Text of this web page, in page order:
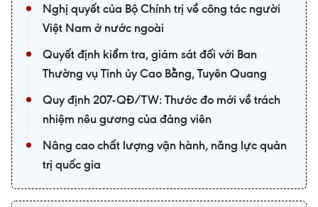
Nghị quyết của Bộ Chính trị về công tác người
Việt Nam ở nước ngoài
Quyết định kiểm tra, giám sát đối với Ban
Thường vụ Tỉnh ủy Cao Bằng, Tuyên Quang
Quy định 207-QĐ/TW: Thước đo mới về trách
nhiệm nêu gương của đảng viên
Nâng cao chất lượng vận hành, năng lực quản
trị quốc gia